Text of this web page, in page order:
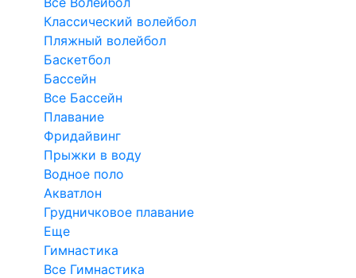
Классический волейбол
Пляжный волейбол
Баскетбол
Бассейн
Все Бассейн
Плавание
Фридайвинг
Прыжки в воду
Водное поло
Акватлон
Грудничковое плавание
Еще
Гимнастика
Все Гимнастика